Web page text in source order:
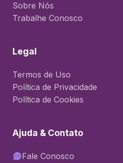
Sobre Nós
Trabalhe Conosco
Legal
Termos de Uso
Política de Privacidade
Política de Cookies
Ajuda & Contato
Fale Conosco